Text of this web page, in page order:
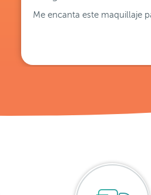
Me encanta este maquillaje